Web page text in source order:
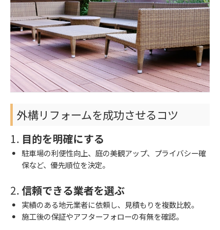
外構リフォームを成功させるコツ
1. 目的を明確にする
駐車場の利便性向上、庭の美観アップ、プライバシー確
保など、優先順位を決定。
2. 信頼できる業者を選ぶ
実績のある地元業者に依頼し、見積もりを複数比較。
施工後の保証やアフターフォローの有無を確認。